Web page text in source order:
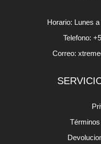
Horario: Lunes
Telefono:
Correo: